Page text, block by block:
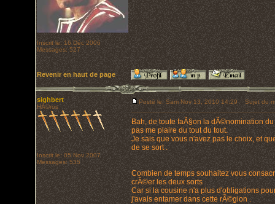
Inscrit le: 16 Déc 2006
Messages: 527
Revenir en haut de page
sighbert
HÃ©ros
Inscrit le: 05 Nov 2007
Messages: 535
Posté le: Sam Nov 13, 2010 14:29 Sujet du
Bah, de toute faÃ§on la dÃ©nomination
pas me plaire du tout du tout.
Je sais que vous n'avez pas le choix, et
de se sort .
Combien de temps souhaitez vous
crÃ©er les deux sorts
Car si la cousine n'a plus d'obligations
j'avais entamer dans cette rÃ©gion .